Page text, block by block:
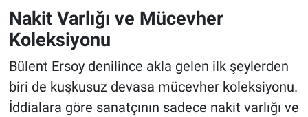
Nakit Varlığı ve Mücevher
Koleksiyonu
Bülent Ersoy denilince akla gelen ilk şeylerden
biri de kuşkusuz devasa mücevher koleksiyonu.
İddialara göre sanatçının sadece nakit varlığı ve